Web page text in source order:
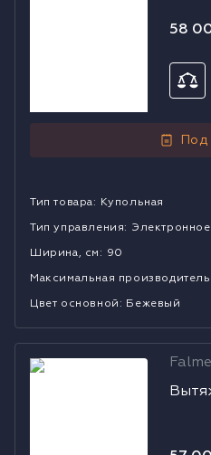
58
Под
Тип товара: Купольная
Тип управления: Электронное
Ширина, см : 90
Mаксимальная
Цвет основной : Бежевый
Вытяжка